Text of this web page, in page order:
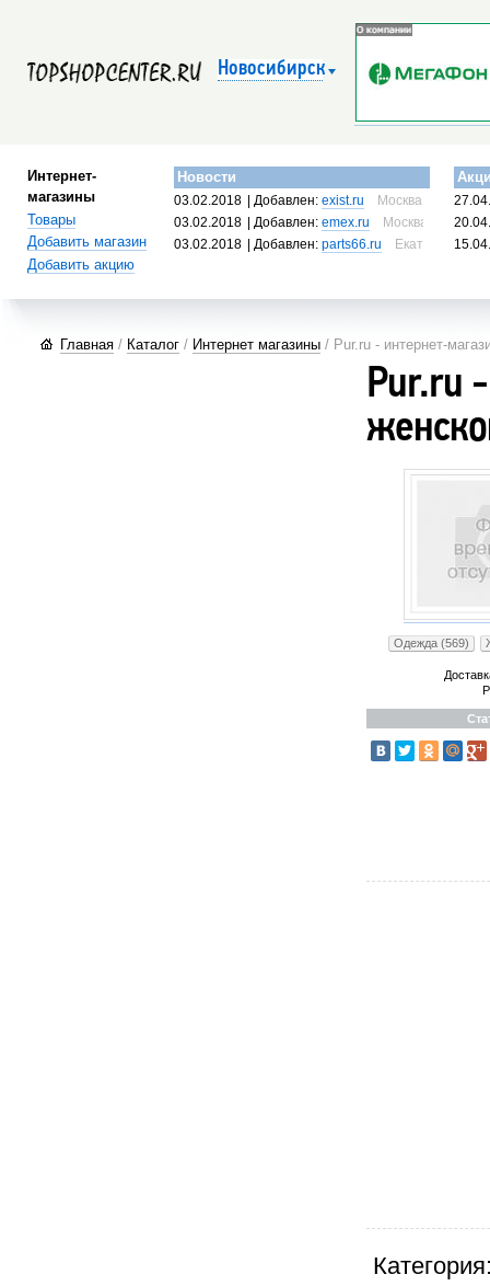
Новосибирск
Интернет-
магазины
Товары
Добавить магазин
Добавить акцию
Новости
03.02.2018 | Добавлен:exist.ru
Москва, Россия
03.02.2018
| Добавлен:emex.ru
Москва, Россия
03.02.2018
| Добавлен:parts66.ru Екатеринбург,
Главная / Каталог / Интернет магазины / Pur.ru - интернет-
Pur.ru
Одежда (569)